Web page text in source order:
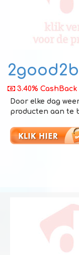
3.40% CashBack
Door elke dag
producten aan te